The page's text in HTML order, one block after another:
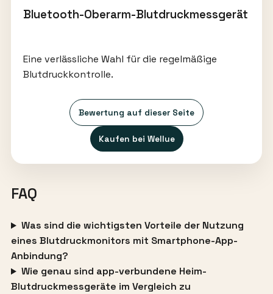
Bluetooth-Oberarm-Blutdruckmessgerät
Eine verlässliche Wahl für die regelmäßige
Blutdruckkontrolle.
Bewertung auf dieser Seite
Kaufen bei Wellue
FAQ
Was sind die wichtigsten Vorteile der Nutzung
eines Blutdruckmonitors mit Smartphone-App-
Anbindung?
Wie genau sind app-verbundene Heim-
Blutdruckmessgeräte im Vergleich zu